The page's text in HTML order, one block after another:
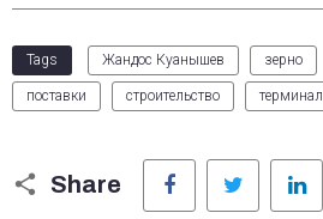
Tags Жандос Куанышев зерно
поставки строительство терминал
Share
Facebook Twitter